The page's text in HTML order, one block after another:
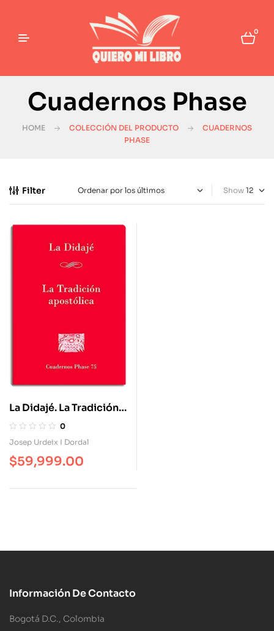
0
Cuadernos Phase
HOME COLECCIÓN DEL PRODUCTO
CUADERNOS
PHASE
Filter Show
La Didajé. La Tradición
Apostólica
0
Josep Urdeix I Dordal
$59,999.00
Información De Contacto
Bogotá D.C., Colombia